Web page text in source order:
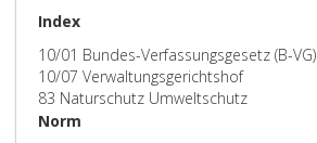
Index
10/01 Bundes-Verfassungsgesetz (B-VG)
10/07 Verwaltungsgerichtshof
83 Naturschutz Umweltschutz
Norm